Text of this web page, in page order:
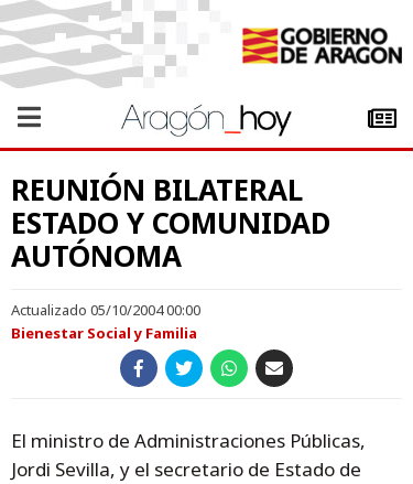
REUNIÓN BILATERAL
ESTADO Y COMUNIDAD
AUTÓNOMA
Actualizado 05/10/2004 00:00
Bienestar Social y Familia
El ministro de Administraciones Públicas,
Jordi Sevilla, y el secretario de Estado de